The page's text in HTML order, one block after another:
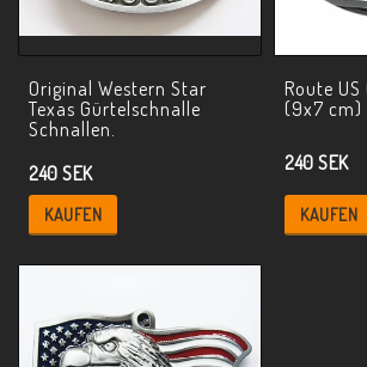
Original Western Star
Texas Gürtelschnalle
Schnallen.
240 SEK
KAUFEN
Route
(9x7 cm)
240 SEK
KAUFEN